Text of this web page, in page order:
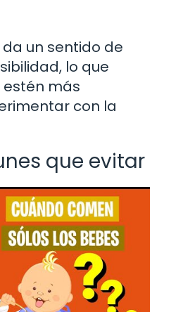
un sentido de
lo que
más
con la
que evitar